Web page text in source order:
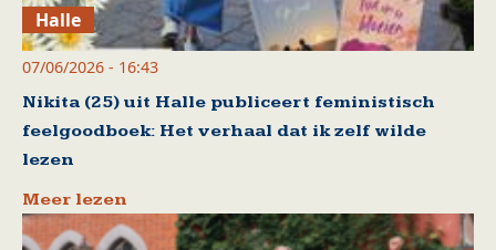
Halle
07/06/2026 - 16:43
Nikita (25) uit Halle publiceert feministisch
feelgoodboek: Het verhaal dat ik zelf wilde
lezen
Meer lezen